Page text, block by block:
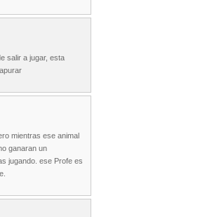
salir a jugar, esta
mientras ese animal
ganaran un
jugando. ese Profe es